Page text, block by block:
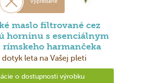
Vypredané
maslo filtrované cez
horninu s esenciálnym
rímskeho harmančeka
dotyk leta na Vašej pleti
o dostupnosti výrobku